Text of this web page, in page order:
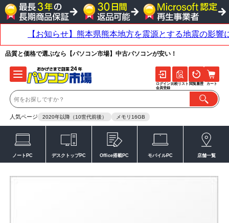
品質と価格で選ぶなら【パソコン市場】中古パソコンが安い！
人気ページ 2020年以降（10世代前後） メモリ16GB
ログイン
会員登録
比較リスト 閲覧履歴 カート
ノートPC デスクトップPC Office搭載PC モバイルPC 店舗一覧